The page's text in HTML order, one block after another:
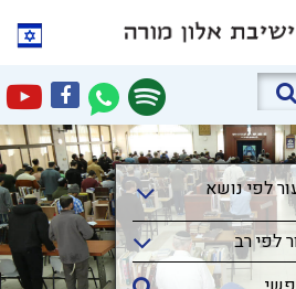
לפי נושא
לפי נושא
לפי רב